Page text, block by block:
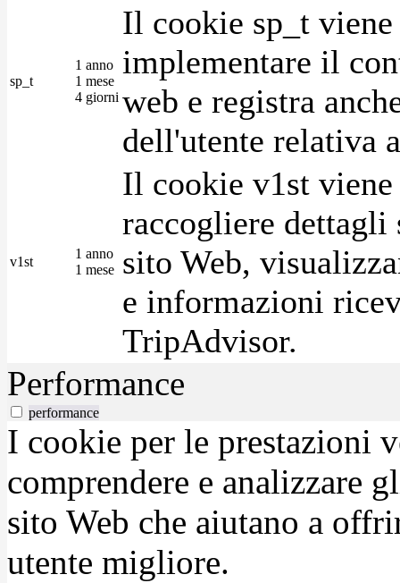
sp_t
1 anno
1 mese
4 giorni
Il cookie sp_t
implementare il
web e registra
dell'utente relativa
v1st
1 anno
1 mese
Il cookie v1st
raccogliere
sito Web,
e informazioni
TripAdvisor.
Performance
performance
I cookie per le prestazioni
comprendere e analizzare
sito Web che aiutano a
utente migliore.